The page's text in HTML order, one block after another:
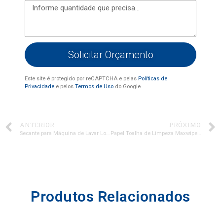
Solicitar Orçamento
Este site é protegido por reCAPTCHA e pelas Políticas de
Privacidade e pelos Termos de Uso do Google
ANTERIOR
Secante para Máquina de Lavar Louça
PRÓXIMO
Papel Toalha de Limpeza Maxwipe Max 20
Produtos Relacionados